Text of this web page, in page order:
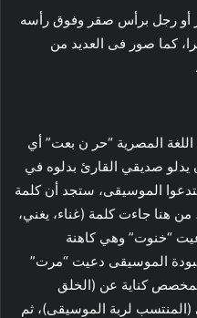
رجل برأس صقر وفوق رأسه
کما صور فی العدید من
المصرية “حر ن بعت” أي
يدلو صديقي القارئ بدلوه في
الموسيقى، ستجد أن كلمة
هنا جاءت كلمة (غناء، يغني،
“خنوت” وهي كاهنة
الموسيقى دعيت “مرت”
كناية عن (الخلق
لربة الموسيقى)، ثم